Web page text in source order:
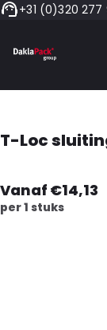
+31 (0)320 277
T-Loc
Vanaf €14,13
per 1 stuks